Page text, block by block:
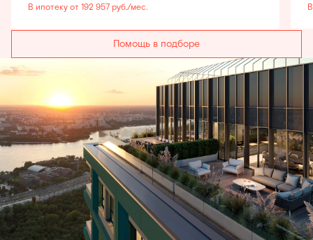
В ипотеку от 192 957 руб./мес.
Помощь в подборе